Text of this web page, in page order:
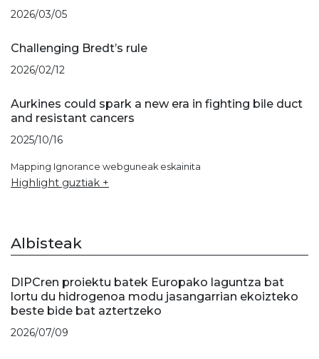
2026/03/05
Challenging Bredt’s rule
2026/02/12
Aurkines could spark a new era in fighting bile duct
and resistant cancers
2025/10/16
Mapping Ignorance webguneak eskainita
Highlight guztiak +
Albisteak
DIPCren proiektu batek Europako laguntza bat
lortu du hidrogenoa modu jasangarrian ekoizteko
beste bide bat aztertzeko
2026/07/09